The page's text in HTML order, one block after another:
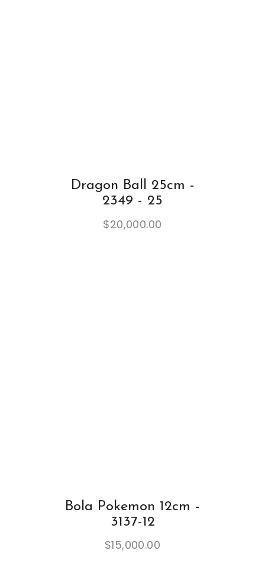
Dragon Ball 25cm -
2349 - 25
$20,000.00
Bola Pokemon 12cm -
3137-12
$15,000.00